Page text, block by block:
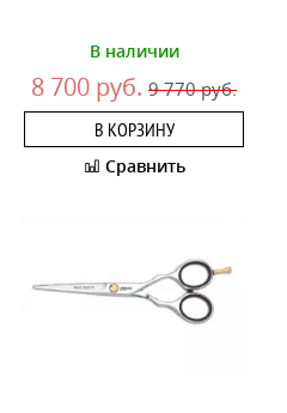
В наличии
8 700 руб. 9 770 руб.
В КОРЗИНУ
Сравнить